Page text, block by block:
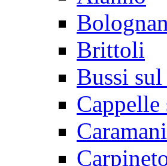
Brittoli
Bussi
Cappelle